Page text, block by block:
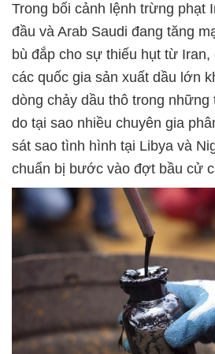
Trong bối cảnh lệnh trừng phạt
đầu và Arab Saudi đang tăng
bù đắp cho sự thiếu hụt từ Iran,
các quốc gia sản xuất dầu lớn
dòng chảy dầu thô trong
do tại sao nhiều chuyên gia
sát sao tình hình tại Libya và
chuẩn bị bước vào đợt bầu cử